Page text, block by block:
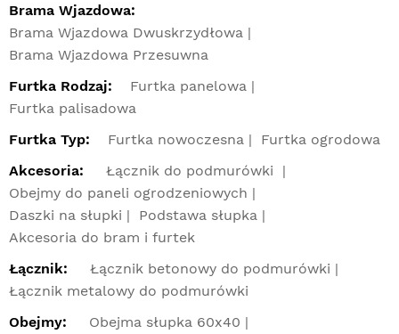
Brama Wjazdowa:
Brama Wjazdowa Dwuskrzydłowa
Brama Wjazdowa Przesuwna
Furtka Rodzaj:
Furtka panelowa
Furtka palisadowa
Furtka Typ:
Furtka nowoczesna
Furtka ogrodowa
Akcesoria:
Łącznik do podmurówki
Obejmy do paneli ogrodzeniowych
Daszki na słupki
Podstawa słupka
Akcesoria do bram i furtek
Łącznik:
Łącznik betonowy do podmurówki
Łącznik metalowy do podmurówki
Obejmy:
Obejma słupka 60x40